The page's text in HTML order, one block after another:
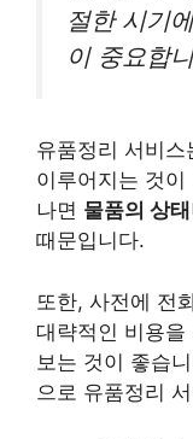
절한 시기
이 중요합
유품정리 서비
이루어지는 것
나면 물품의 상
때문입니다.
또한, 사전에 전
대략적인 비용을
보는 것이 좋습
으로 유품정리